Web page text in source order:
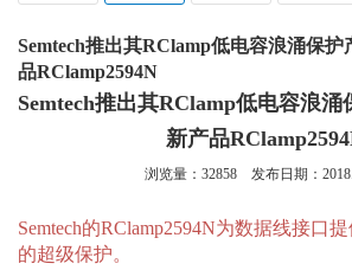
Semtech推出其RClamp低电容浪涌保
品RClamp2594N
Semtech推出其RClamp低电容浪
新产品
浏览量： 32858 发布日期：
Semtech的RClamp2594N为数据线接口
的超级保护。